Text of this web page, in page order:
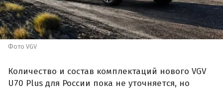
Фото VGV
Количество и состав комплектаций нового VGV
U70 Plus для России пока не уточняется, но